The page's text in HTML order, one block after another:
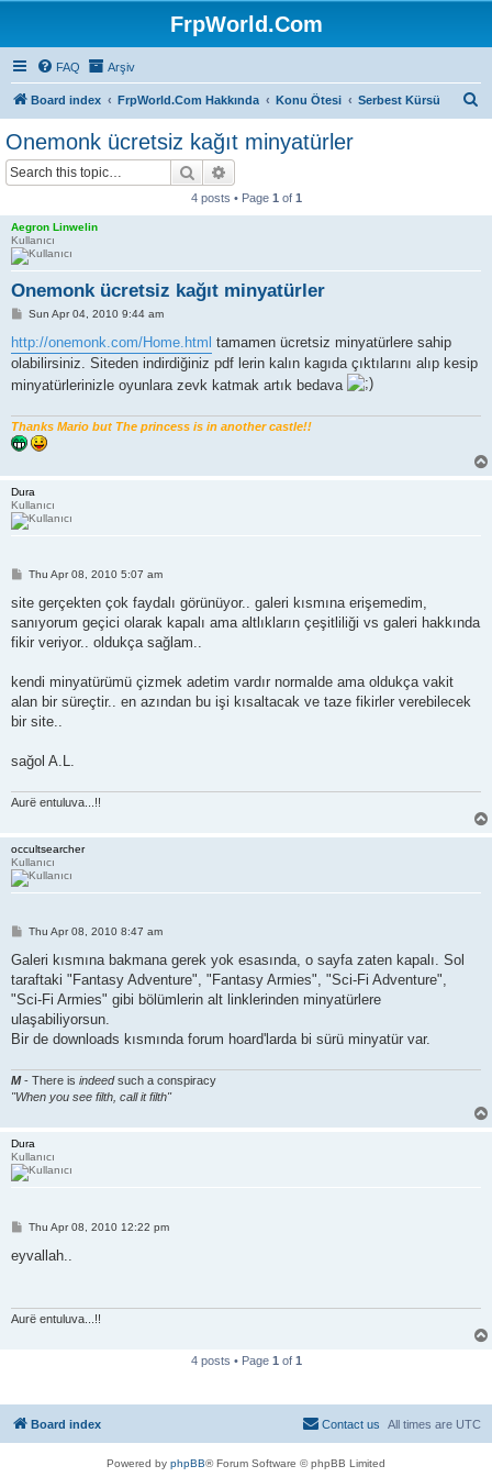
FrpWorld.Com
FAQ Arşiv
Board index FrpWorld.Com Hakkında Konu Ötesi Serbest Kürsü
Onemonk ücretsiz kağıt minyatürler
Search
4 posts • Page 1 of 1
Aegron Linwelin
Kullanıcı
Onemonk ücretsiz kağıt minyatürler
P
s
t
Sun Apr 04, 2010 9:44 am
http://onemonk.com/Home.html tamamen ücretsiz minyatürlere sahip
olabilirsiniz. Siteden indirdiğiniz pdf lerin kalın kagıda çıktılarını alıp kesip
minyatürlerinizle oyunlara zevk katmak artık bedava
Thanks Mario but The princess is in another castle!!
Dura
Kullanıcı
P
s
Thu Apr 08, 2010 5:07 am
site gerçekten çok faydalı görünüyor.. galeri kısmına erişemedim,
sanıyorum geçici olarak kapalı ama altlıkların çeşitliliği vs galeri hakkında
fikir veriyor.. oldukça sağlam..
kendi minyatürümü çizmek adetim vardır normalde ama oldukça vakit
alan bir süreçtir.. en azından bu işi kısaltacak ve taze fikirler verebilecek
bir site..
sağol A.L.
Aurë entuluva...!!
occultsearcher
Kullanıcı
P
s
Thu Apr 08, 2010 8:47 am
Galeri kısmına bakmana gerek yok esasında, o sayfa zaten kapalı. Sol
taraftaki "Fantasy Adventure", "Fantasy Armies", "Sci-Fi Adventure",
"Sci-Fi Armies" gibi bölümlerin alt linklerinden minyatürlere
ulaşabiliyorsun.
Bir de downloads kısmında forum hoard'larda bi sürü minyatür var.
M- There is indeedsuch a conspiracy
"When you see filth, call it filth"
Dura
Kullanıcı
P
s
Thu Apr 08, 2010 12:22 pm
eyvallah..
Aurë entuluva...!!
4 posts • Page 1 of 1
Board index All times are UTC
Contact us
Powered by phpBB® Forum Software © phpBB Limited